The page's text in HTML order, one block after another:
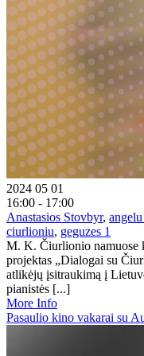
2024 05 01
16:00 - 17:00
Anastasios Stovbyr,
ciurlioniu, geguzes 1
M. K. Čiurlionio namuose
projektas „Dialogai su
atlikėjų įsitraukimą į
pianistės [...]
More Info
Pasaulio kino vakarai su